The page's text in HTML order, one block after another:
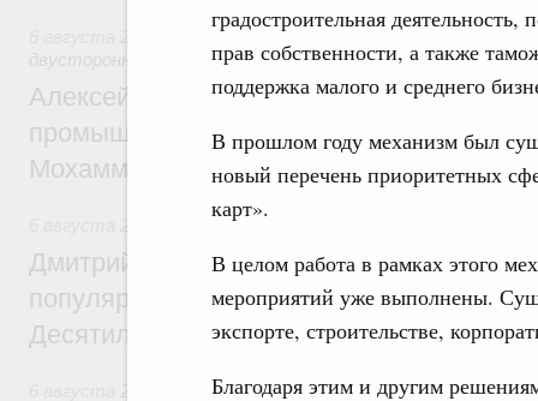
градостроительная
прав собственности, а также
поддержка малого и среднего
В прошлом году механизм был
новый перечень приоритетных
карт».
В целом работа в рамках этого
мероприятий уже выполнены.
экспорте, строительстве,
Благодаря этим и другим
Экономические отношения с
двусторонней основе
Алексей Оверчук провёл рабочую
промышленности, недропользования и
Мохаммадом Атабаком
Внутренний и въездной туризм
Дмитрий Чернышенко: Порядка 110
популярного туризма в 35 регионах
Десятилетия науки и технологий
Экономические и гуманитарные